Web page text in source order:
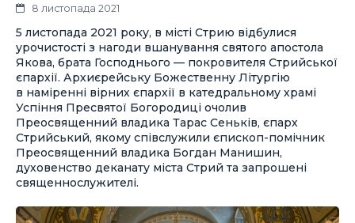
8 листопада 2021
5 листопада 2021 року, в місті Стрию відбулися
урочистості з нагоди вшанування святого апостола
Якова, брата Господнього — покровителя Стрийської
єпархії. Архиєрейську Божественну Літургію
в наміренні вірних єпархії в катедральному храмі
Успіння Пресвятої Богородиці очолив
Преосвященний владика Тарас Сеньків, єпарх
Стрийський, якому співслужили єпископ-помічник
Преосвященний владика Богдан Манишин,
духовенство деканату міста Стрий та запрошені
священнослужителі.